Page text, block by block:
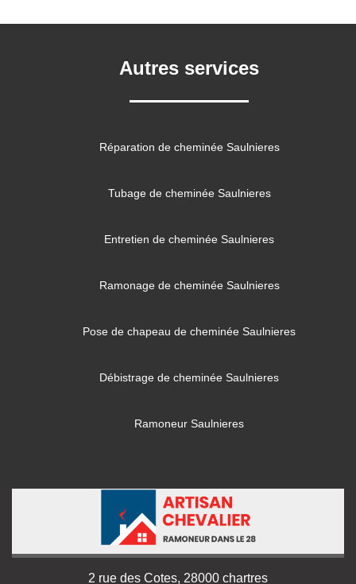
Autres services
Réparation de cheminée Saulnieres
Tubage de cheminée Saulnieres
Entretien de cheminée Saulnieres
Ramonage de cheminée Saulnieres
Pose de chapeau de cheminée Saulnieres
Débistrage de cheminée Saulnieres
Ramoneur Saulnieres
2 rue des Cotes, 28000 chartres